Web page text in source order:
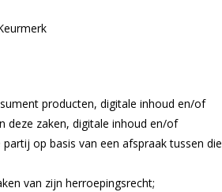
producten, digitale inhoud en/of
deze zaken, digitale inhoud en/of
op basis van een afspraak tussen die
van zijn herroepingsrecht;